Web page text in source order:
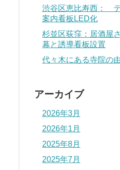
渋谷区恵比寿西：
案内看板LED化
杉並区荻窪：居酒屋
幕と誘導看板設置
代々木にある寺院の
アーカイブ
2026年3月
2026年1月
2025年8月
2025年7月